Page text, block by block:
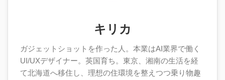
キリカ
ガジェットショットを作った人。本業はAI業界で働く
UI/UXデザイナー。英国育ち。東京、湘南の生活を経
て北海道へ移住し、理想の住環境を整えつつ乗り物趣